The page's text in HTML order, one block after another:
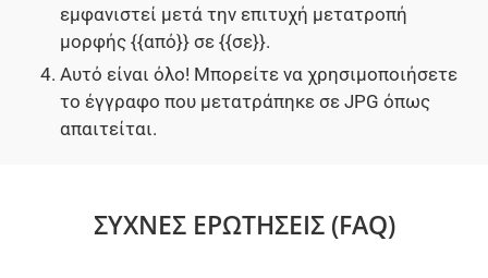
εμφανιστεί μετά την επιτυχή μετατροπή
μορφής {{από}} σε {{σε}}.
Αυτό είναι όλο! Μπορείτε να χρησιμοποιήσετε
το έγγραφο που μετατράπηκε σε JPG όπως
απαιτείται.
ΣΥΧΝΈΣ ΕΡΩΤΉΣΕΙΣ (FAQ)